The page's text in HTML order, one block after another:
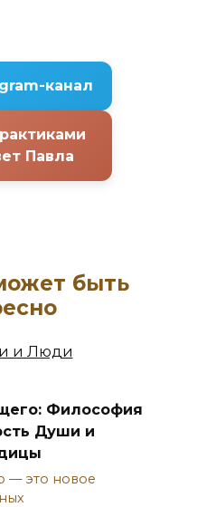
канал
Павла
быть
Философия
Души и
— это новое